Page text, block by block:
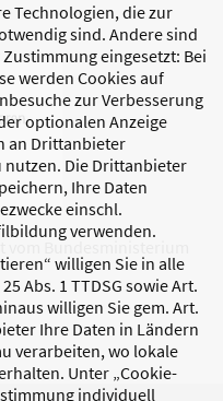
Technologien, die zur
sind. Andere sind
eingesetzt: Bei
werden Cookies auf
zur Verbesserung
optionalen Anzeige
an Drittanbieter
Die Drittanbieter
Ihre Daten
einschl.
verwenden.
willigen Sie in alle
Abs. 1 TTDSG sowie Art.
willigen Sie gem. Art.
Ihre Daten in Ländern
verarbeiten, wo lokale
Unter „Cookie-
individuell
Bundesministerium